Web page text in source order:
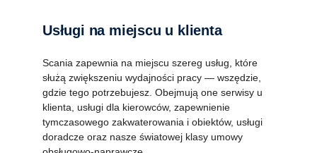
Usługi na miejscu u klienta
Scania zapewnia na miejscu szereg usług, które
służą zwiększeniu wydajności pracy — wszędzie,
gdzie tego potrzebujesz. Obejmują one serwisy u
klienta, usługi dla kierowców, zapewnienie
tymczasowego zakwaterowania i obiektów, usługi
doradcze oraz nasze światowej klasy umowy